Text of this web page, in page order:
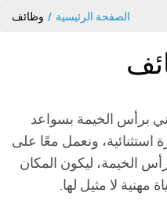
الصفحة الرئيسية وظائف
برأس الخيمة بسواعد
استثنائية، ونعمل معًا على
الخيمة، ليكون المكان
مهنية لا مثيل لها.